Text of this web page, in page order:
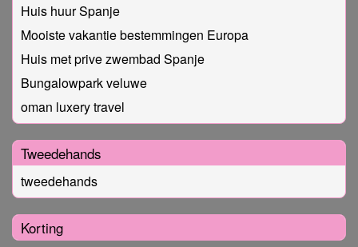
Huis huur Spanje
Mooiste vakantie bestemmingen Europa
Huis met prive zwembad Spanje
Bungalowpark veluwe
oman luxery travel
Tweedehands
tweedehands
Korting